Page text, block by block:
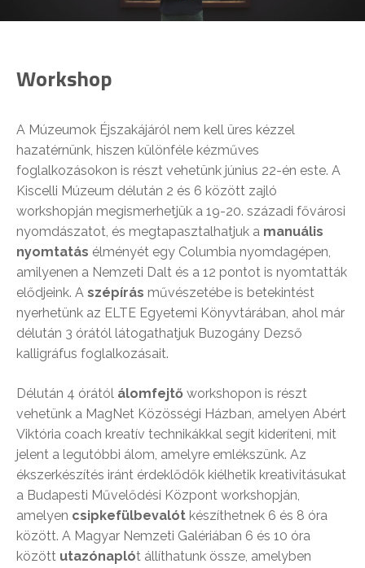
Workshop
A Múzeumok Éjszakájáról nem kell üres kézzel
hazatérnünk, hiszen különféle kézműves
foglalkozásokon is részt vehetünk június 22-én este. A
Kiscelli Múzeum délután 2 és 6 között zajló
workshopján megismerhetjük a 19-20. századi fővárosi
nyomdászatot, és megtapasztalhatjuk a manuális
nyomtatás élményét egy Columbia nyomdagépen,
amilyenen a Nemzeti Dalt és a 12 pontot is nyomtatták
elődjeink. A szépírás művészetébe is betekintést
nyerhetünk az ELTE Egyetemi Könyvtárában, ahol már
délután 3 órától látogathatjuk Buzogány Dezső
kalligráfus foglalkozásait.
Délután 4 órától álomfejtő workshopon is részt
vehetünk a MagNet Közösségi Házban, amelyen Abért
Viktória coach kreatív technikákkal segít kideríteni, mit
jelent a legutóbbi álom, amelyre emlékszünk. Az
ékszerkészítés iránt érdeklődők kiélhetik kreativitásukat
a Budapesti Művelődési Központ workshopján,
amelyen csipkefülbevalót készíthetnek 6 és 8 óra
között. A Magyar Nemzeti Galériában 6 és 10 óra
között utazónaplót állíthatunk össze, amelyben